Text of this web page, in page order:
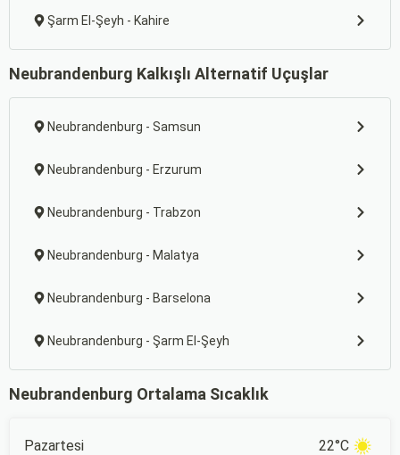
Şarm El-Şeyh - Kahire
Neubrandenburg Kalkışlı Alternatif Uçuşlar
Neubrandenburg - Samsun
Neubrandenburg - Erzurum
Neubrandenburg - Trabzon
Neubrandenburg - Malatya
Neubrandenburg - Barselona
Neubrandenburg - Şarm El-Şeyh
Neubrandenburg Ortalama Sıcaklık
Pazartesi 22°C